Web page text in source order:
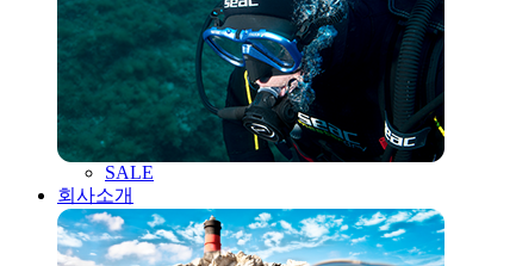
SALE
회사소개